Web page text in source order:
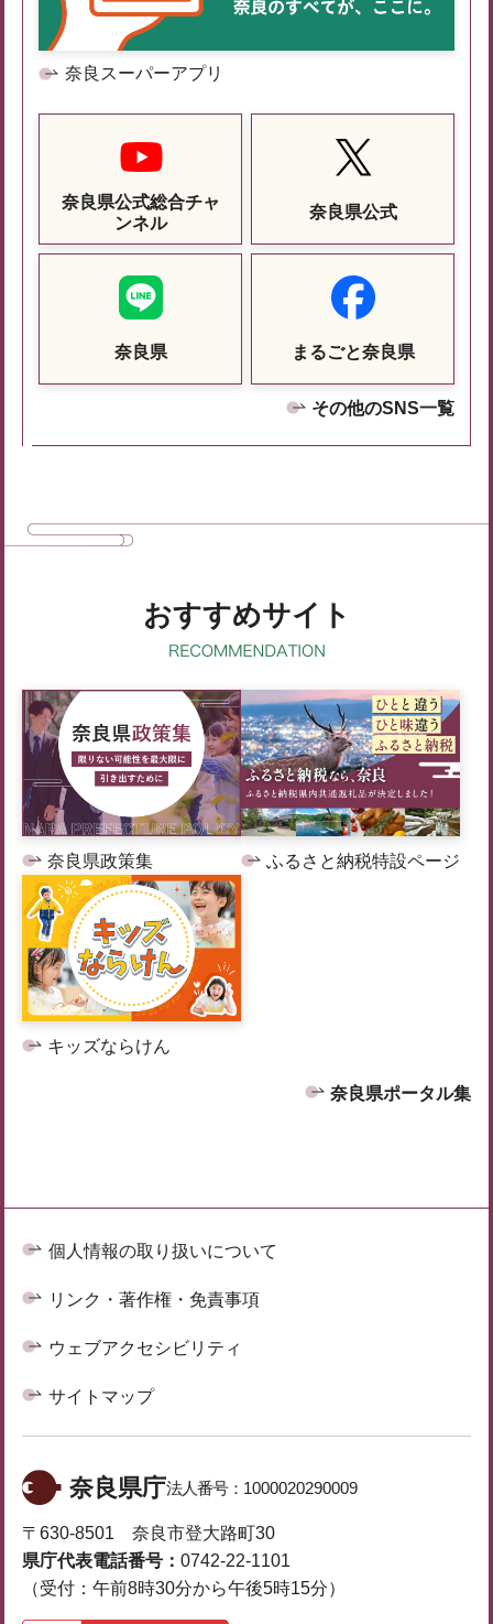
奈良スーパーアプリ
奈良県公式総合チャ
ンネル
奈良県公式
奈良県 まるごと奈良県
その他のSNS一覧
おすすめサイト
奈良県政策集 ふるさと納税特設ページ
キッズならけん
奈良県ポータル集
個人情報の取り扱いについて
リンク・著作権・免責事項
ウェブアクセシビリティ
サイトマップ
奈良県庁法人番号： 1000020290009
〒630-8501 奈良市登大路町30
県庁代表電話番号： 0742-22-1101
（受付：午前8時30分から午後5時15分）